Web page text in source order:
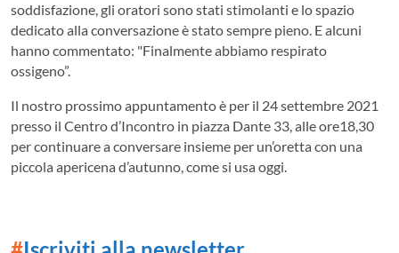
soddisfazione, gli oratori sono stati stimolanti e lo spazio
dedicato alla conversazione è stato sempre pieno. E alcuni
hanno commentato: "Finalmente abbiamo respirato
ossigeno”.
Il nostro prossimo appuntamento è per il 24 settembre 2021
presso il Centro d’Incontro in piazza Dante 33, alle ore18,30
per continuare a conversare insieme per un’oretta con una
piccola apericena d’autunno, come si usa oggi.